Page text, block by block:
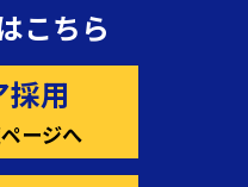
こちら
採用
ージへ